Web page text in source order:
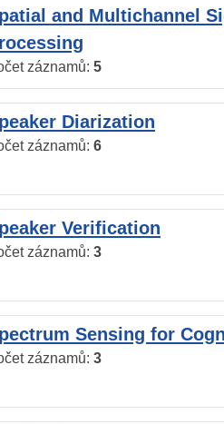
and Multichannel
záznamů: 5
Diarization
záznamů: 6
Verification
záznamů: 3
Sensing for
záznamů: 3